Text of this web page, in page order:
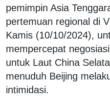
pemimpin Asia
pertemuan regional di
Kamis (10/10/2024),
mempercepat
untuk Laut China
menuduh Beijing
intimidasi.